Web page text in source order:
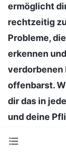
ermöglicht
rechtzeitig
Probleme,
erkennen
verdorbenen
offenbarst.
dir das in
und deine
rechtzeitig